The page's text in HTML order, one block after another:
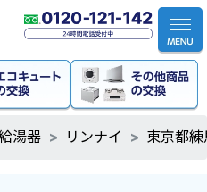
湯器 リンナイ 東京都